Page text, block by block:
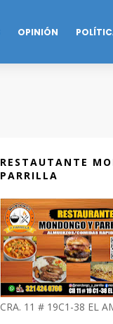
OPINIÓN
RESTAUTANTE
PARRILLA
CRA. 11 # 19C1-38 EL